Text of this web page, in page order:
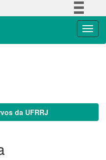
da UFRRJ